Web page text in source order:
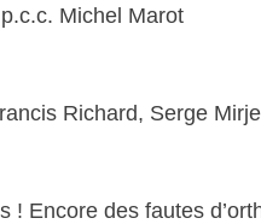
Michel Marot
Richard, Serge
Encore des fautes